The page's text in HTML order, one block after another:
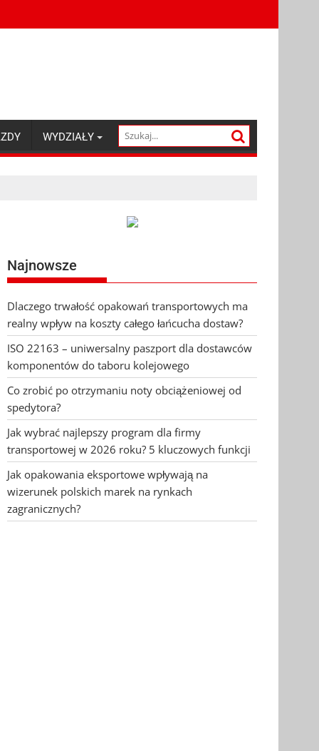
WYDZIAŁY
Najnowsze
Dlaczego trwałość opakowań transportowych ma
realny wpływ na koszty całego łańcucha dostaw?
ISO 22163 – uniwersalny paszport dla dostawców
komponentów do taboru kolejowego
Co zrobić po otrzymaniu noty obciążeniowej od
spedytora?
Jak wybrać najlepszy program dla firmy
transportowej w 2026 roku? 5 kluczowych funkcji
Jak opakowania eksportowe wpływają na
wizerunek polskich marek na rynkach
zagranicznych?